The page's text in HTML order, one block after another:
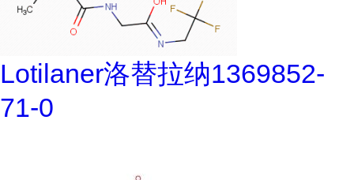
Lotilaner洛替拉纳1369852-
71-0